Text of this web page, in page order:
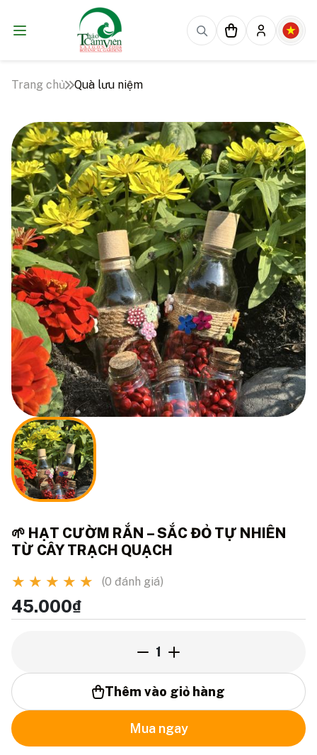
Trang chủ Quà lưu niệm
🌱 HẠT CƯỜM RẮN – SẮC ĐỎ TỰ NHIÊN
TỪ CÂY TRẠCH QUẠCH
★ ★ ★ ★ ★ (0 đánh giá)
45.000₫
1
Thêm vào giỏ hàng
Mua ngay